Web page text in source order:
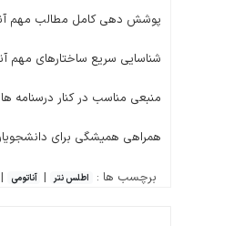
پوشش دهی کامل مطالب مهم
شناسایی سریع ساختارهای مهم
منبعی مناسب در کنار درسنامه ‎ها و کتاب‎های مرجع آناتومی
همراهی همیشگی برای دانشجویان
برچسب ها : اطلس نتر | آناتومی |